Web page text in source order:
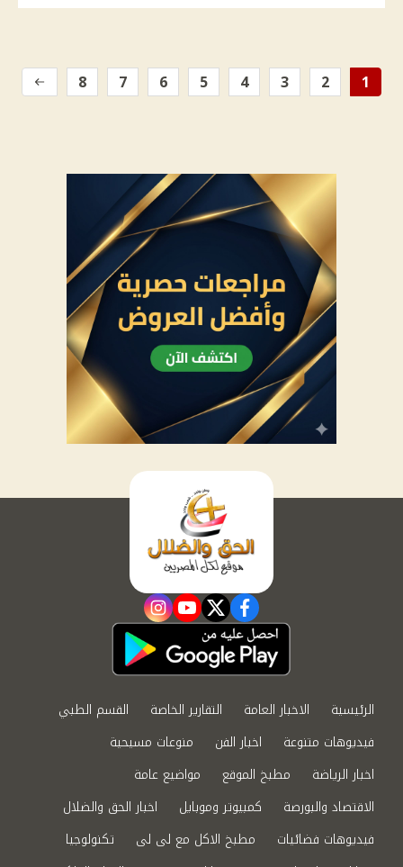
1
2
3
4
5
6
7
8
facebook
twitter
youtube
instagram
الرئيسية الاخبار العامة التقارير الخاصة
القسم الطبي
فيديوهات متنوعة
اخبار الفن
منوعات مسيحية
اخبار الرياضة
مطبخ الموقع
مواضيع عامة
الاقتصاد والبورصة
كمبيوتر وموبايل
اخبار الحق والضلال
فيديوهات فضائيات
مطبخ الاكل مع لى لى
تكنولوجيا